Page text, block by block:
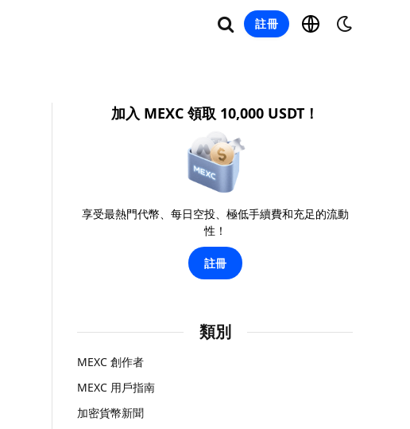
註冊
加入 MEXC 領取 10,000 USDT！
享受最熱門代幣、每日空投、極低手續費和充足的流動
性！
註冊
類別
MEXC 創作者
MEXC 用戶指南
加密貨幣新聞